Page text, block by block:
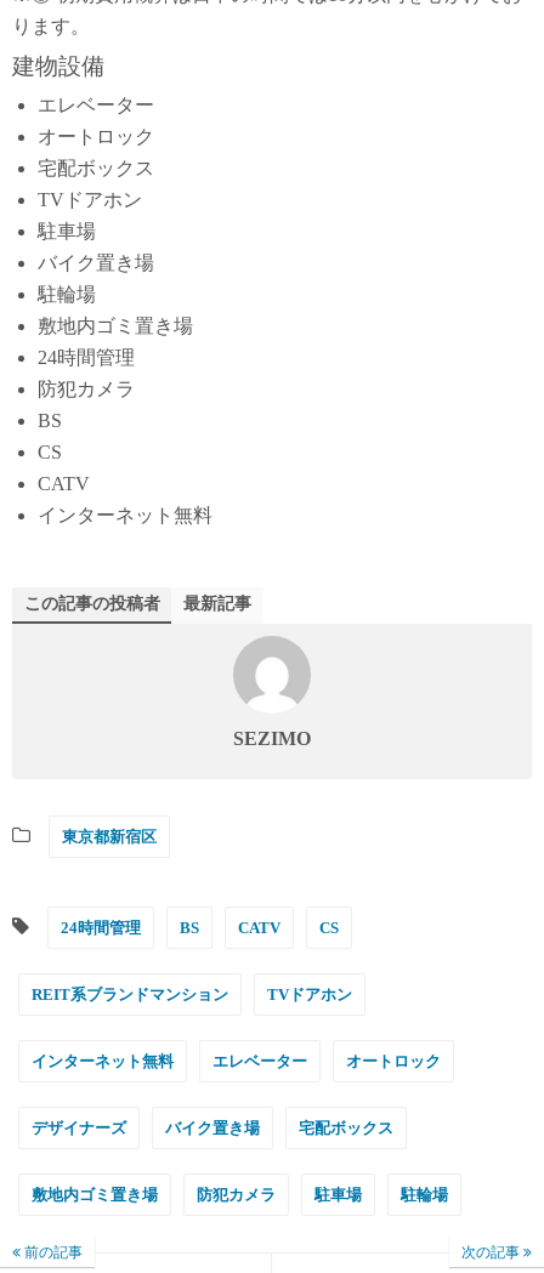
ります。
建物設備
エレベーター
オートロック
宅配ボックス
TVドアホン
駐車場
バイク置き場
駐輪場
敷地内ゴミ置き場
24時間管理
防犯カメラ
BS
CS
CATV
インターネット無料
この記事の投稿者 最新記事
SEZIMO
東京都新宿区
24時間管理 BS CATV CS
REIT系ブランドマンション TVドアホン
インターネット無料 エレベーター オートロック
デザイナーズ バイク置き場 宅配ボックス
敷地内ゴミ置き場 防犯カメラ 駐車場 駐輪場
前の記事 次の記事